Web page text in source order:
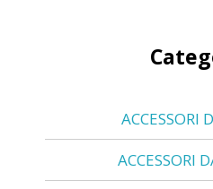
ACCESSORI
ACCESSORI